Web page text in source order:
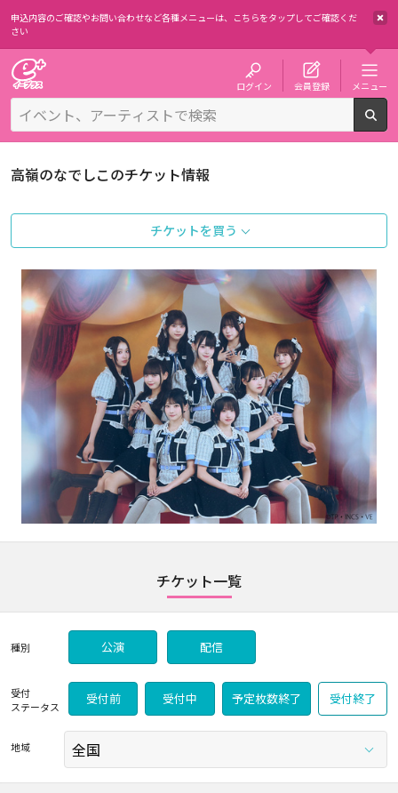
申込内容のご確認やお問い合わせなど各種メニューは、 こちらをタップしてご確認くだ
さい
ログイン 会員登録 メニュー
高嶺のなでしこのチケット情報
チケットを買う
チケット一覧
種別 公演 配信
受付
ステータス
受付前 受付中 予定枚数終了 受付終了
地域